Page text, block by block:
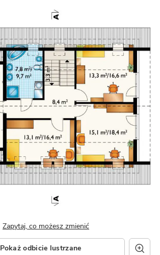
Zapytaj, co możesz zmienić
Pokaż odbicie lustrzane